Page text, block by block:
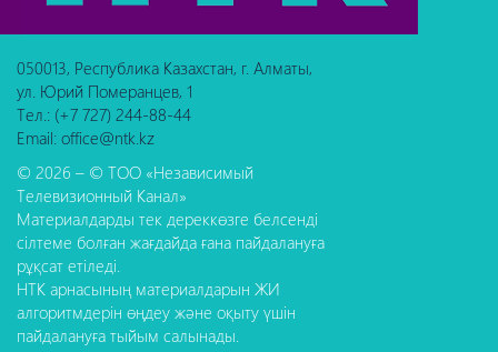
050013, Республика Казахстан, г. Алматы,
ул. Юрий Померанцев, 1
Тел.: (+7 727) 244-88-44
Email: office@ntk.kz
© 2026 – © ТОО «Независимый
Телевизионный Канал»
Материалдарды тек дереккөзге белсенді
сілтеме болған жағдайда ғана пайдалануға
рұқсат етіледі.
НТК арнасының материалдарын ЖИ
алгоритмдерін өңдеу және оқыту үшін
пайдалануға тыйым салынады.